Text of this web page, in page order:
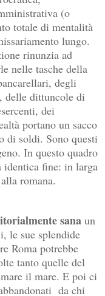
(o
totale di mentalità
lungo.
rinunzia ad
nelle tasche della
degli
delle dittuncole di
dei
portano un sacco
di soldi. Sono questi
In questo quadro
identica fine: in larga
romana.
sana un
le sue splendide
Roma potrebbe
tanto quelle del
il mare. E poi ci
da chi